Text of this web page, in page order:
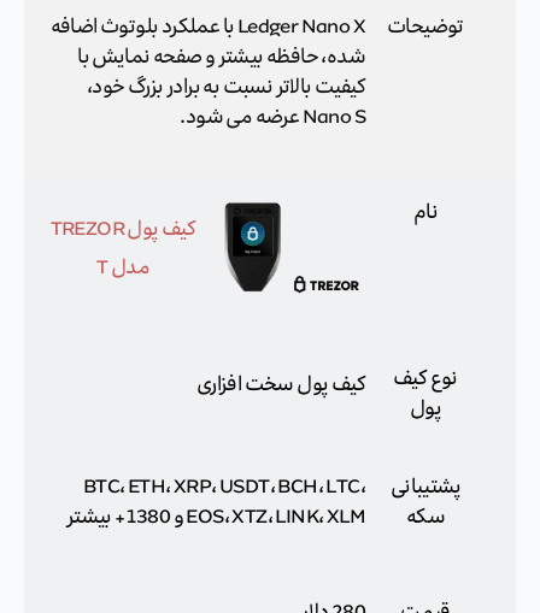
توضیحات
Ledger Nano X با عملکرد بلوتوث اضافه
شده، حافظه بیشتر و صفحه نمایش با
کیفیت بالاتر نسبت به برادر بزرگ خود،
Nano S عرضه می شود.
نام
کیف پول TREZOR
مدل T
نوع کیف
پول
کیف پول سخت افزاری
پشتیبانی
سکه
BTC، ETH، XRP، USDT، BCH، LTC،
EOS، XTZ، LINK، XLM و 1380+ بیشتر